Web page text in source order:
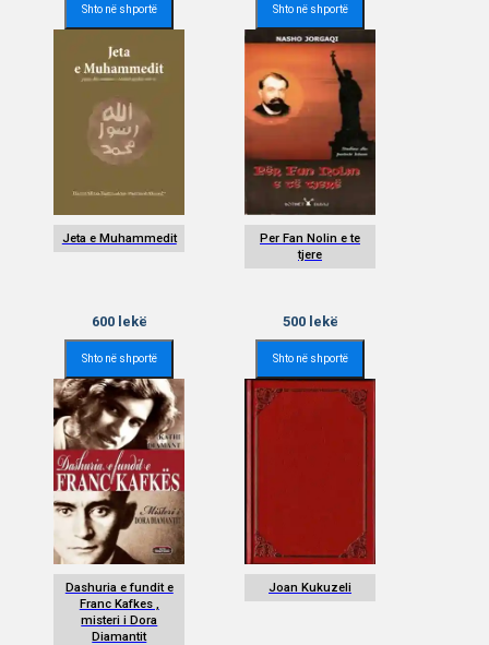
Shto në shportë Shto në shportë
Jeta e Muhammedit
600lekë
Shto në shportë
Per Fan Nolin e te
tjere
500lekë
Shto në shportë
Dashuria e fundit e
Franc Kafkes ,
misteri i Dora
Diamantit
Joan Kukuzeli